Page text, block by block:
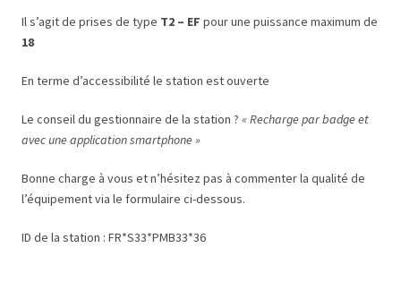
Il s’agit de prises de type T2 – EF pour une puissance maximum de
18
En terme d’accessibilité le station est ouverte
Le conseil du gestionnaire de la station ? « Recharge par badge et
avec une application smartphone »
Bonne charge à vous et n’hésitez pas à commenter la qualité de
l’équipement via le formulaire ci-dessous.
ID de la station : FR*S33*PMB33*36